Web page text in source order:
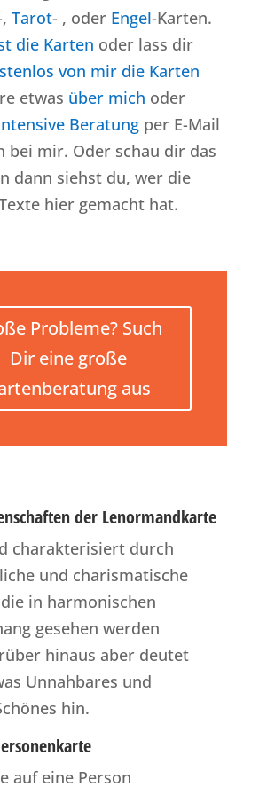
Tarot- , oder Engel-Karten.
die Karten oder lass dir
von mir die Karten
etwas über mich oder
Beratungper E-Mail
bei mir. Oder schau dir das
dann siehst du, wer die
hier gemacht hat.
Probleme? Such
Dir eine große
aus
der Lenormandkarte
charakterisiert durch
und charismatische
in harmonischen
gesehen werden
hinaus aber deutet
Unnahbares und
hin.
auf eine Person